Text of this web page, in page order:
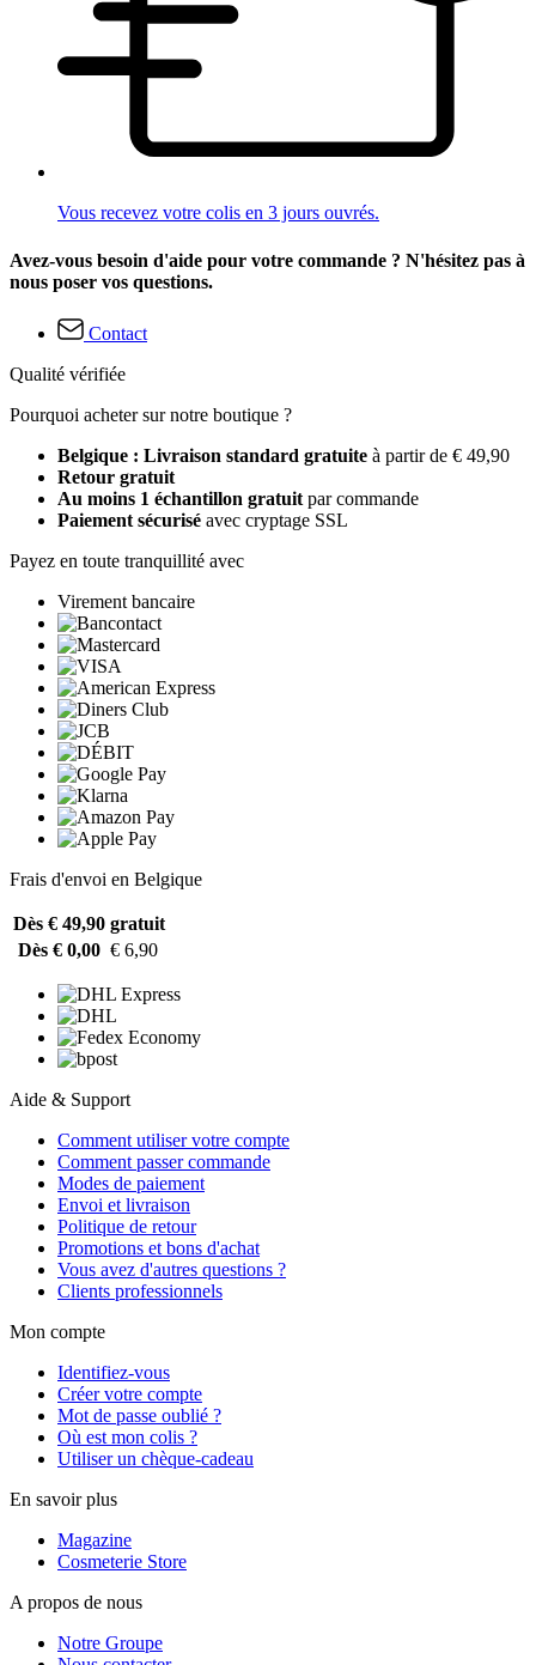
Vous recevez votre colis en 3 jours ouvrés.
Avez-vous besoin d'aide pour votre commande ? N'hésitez pas à
nous poser vos questions.
Contact
Qualité vérifiée
Pourquoi acheter sur notre boutique ?
Belgique : Livraison standard gratuite à partir de € 49,90
Retour gratuit
Au moins 1 échantillon gratuit par commande
Paiement sécurisé avec cryptage SSL
Payez en toute tranquillité avec
Virement bancaire
Frais d'envoi en Belgique
Dès € 49,90 gratuit
Dès € 0,00 € 6,90
Aide & Support
Comment utiliser votre compte
Comment passer commande
Modes de paiement
Envoi et livraison
Politique de retour
Promotions et bons d'achat
Vous avez d'autres questions ?
Clients professionnels
Mon compte
Identifiez-vous
Créer votre compte
Mot de passe oublié ?
Où est mon colis ?
Utiliser un chèque-cadeau
En savoir plus
Magazine
Cosmeterie Store
A propos de nous
Notre Groupe